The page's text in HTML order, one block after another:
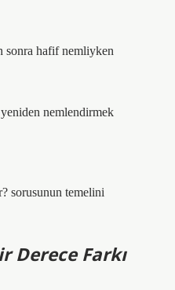
sonra hafif nemliyken
nemlendirmek
sorusunun temelini
Derece Farkı